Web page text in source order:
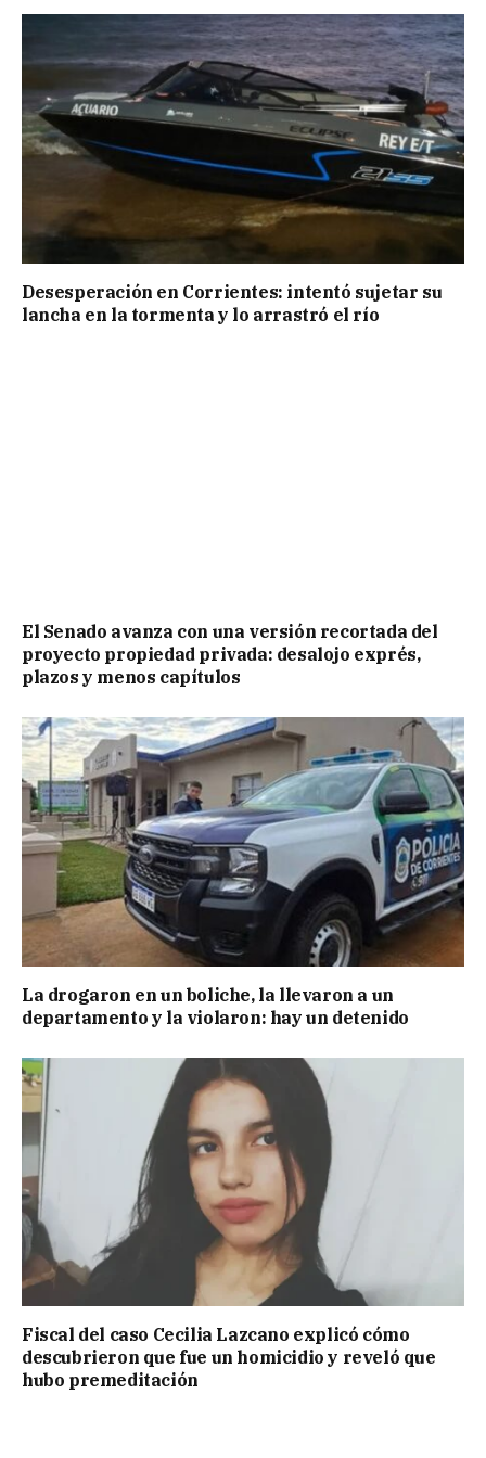
Desesperación en Corrientes: intentó sujetar su
lancha en la tormenta y lo arrastró el río
El Senado avanza con una versión recortada del
proyecto propiedad privada: desalojo exprés,
plazos y menos capítulos
La drogaron en un boliche, la llevaron a un
departamento y la violaron: hay un detenido
Fiscal del caso Cecilia Lazcano explicó cómo
descubrieron que fue un homicidio y reveló que
hubo premeditación